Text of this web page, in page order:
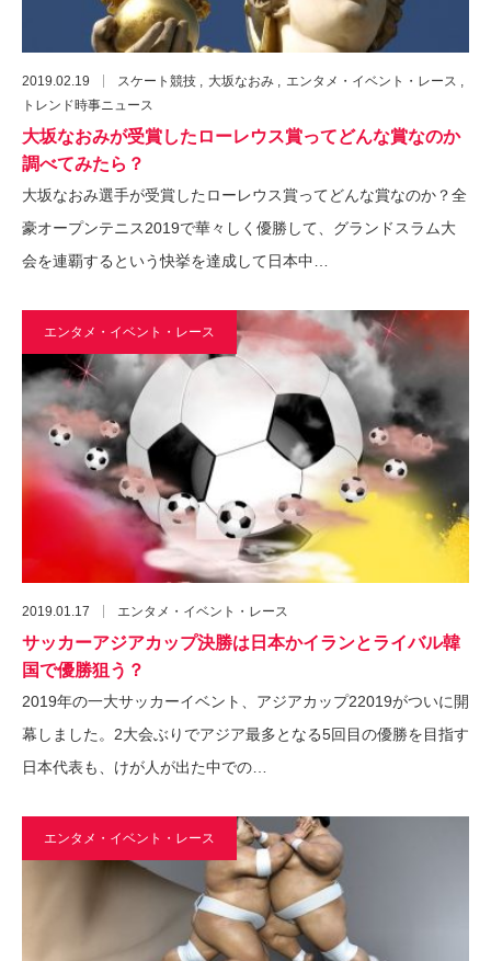
2019.02.19 スケート競技 大坂なおみ
エンタメ・イベント・レース
トレンド時事ニュース
大坂なおみが受賞したローレウス賞ってどんな賞なのか
調べてみたら？
大坂なおみ選手が受賞したローレウス賞ってどんな賞なのか？全
豪オープンテニス2019で華々しく優勝して、グランドスラム大
会を連覇するという快挙を達成して日本中…
エンタメ・イベント・レース
2019.01.17 エンタメ・イベント・レース
サッカーアジアカップ決勝は日本かイランとライバル韓
国で優勝狙う？
2019年の一大サッカーイベント、アジアカップ22019がついに開
幕しました。2大会ぶりでアジア最多となる5回目の優勝を目指す
日本代表も、けが人が出た中での…
エンタメ・イベント・レース